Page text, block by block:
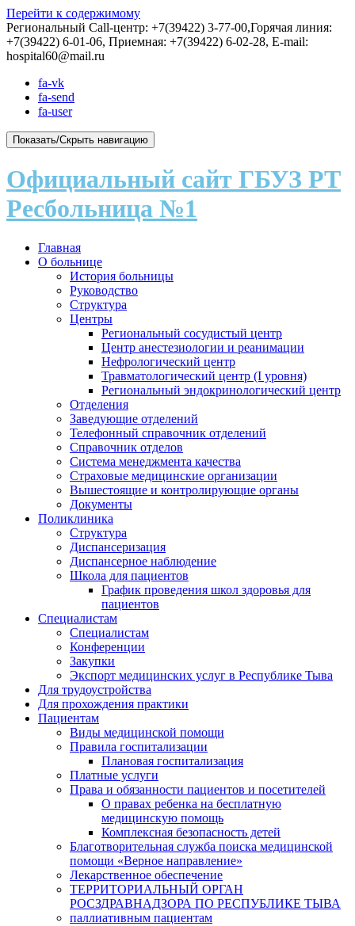
Перейти к содержимому
Региональный Call-центр: +7(39422) 3-77-00,Горячая линия:
+7(39422) 6-01-06, Приемная: +7(39422) 6-02-28, E-mail:
hospital60@mail.ru
fa-vk
fa-send
fa-user
Показать/Скрыть навигацию
Официальный сайт ГБУЗ РТ
Ресбольница №1
Главная
О больнице
История больницы
Руководство
Структура
Центры
Региональный сосудистый центр
Центр анестезиологии и реанимации
Нефрологический центр
Травматологический центр (I уровня)
Региональный эндокринологический центр
Отделения
Заведующие отделений
Телефонный справочник отделений
Справочник отделов
Система менеджмента качества
Страховые медицинские организации
Вышестоящие и контролирующие органы
Документы
Поликлиника
Структура
Диспансеризация
Диспансерное наблюдение
Школа для пациентов
График проведения школ здоровья для
пациентов
Специалистам
Специалистам
Конференции
Закупки
Экспорт медицинских услуг в Республике Тыва
Для трудоустройства
Для прохождения практики
Пациентам
Виды медицинской помощи
Правила госпитализации
Плановая госпитализация
Платные услуги
Права и обязанности пациентов и посетителей
О правах ребенка на бесплатную
медицинскую помощь
Комплексная безопасность детей
Благотворительная служба поиска медицинской
помощи «Верное направление»
Лекарственное обеспечение
ТЕРРИТОРИАЛЬНЫЙ ОРГАН
РОСЗДРАВНАДЗОРА ПО РЕСПУБЛИКЕ ТЫВА
паллиативным пациентам